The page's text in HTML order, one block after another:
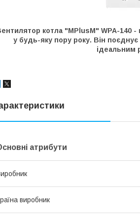
котла "MPlusM" WPA-140 -
у будь-яку пору року. Він поєднує
ідеальним
атрибути
виробник